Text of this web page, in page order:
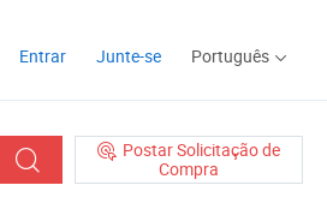
Entrar Junte-se Português
Postar Solicitação de
Compra